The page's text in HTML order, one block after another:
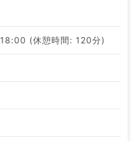
(休憩時間: 120分)